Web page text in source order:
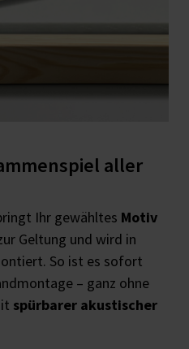
aller
Ihr gewähltes Motiv
Geltung und wird in
So ist es sofort
– ganz ohne
spürbarer akustischer